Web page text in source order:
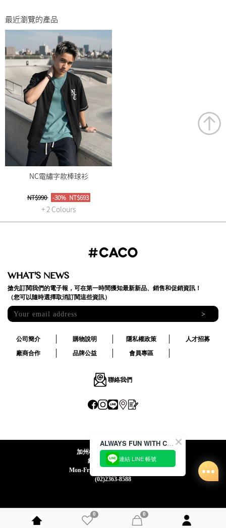
最近瀏覽的產品
NC電繡字款棒球衫
NT$990 -30% NT$693
+ 2 Colours
0 0
WHAT'S NEWS
搶先訂閱我們的電子報，可在第一時間獲知最新新品、銷售和促銷資訊！
（您可以隨時選擇取消訂閱這些資訊）
>
公司簡介 購物說明 隱私權政策
人才招募
廠商合作
品牌公益 會員專區
聯絡我們
加州椰子國際股份有限公司
統一編號:24492069
Mon-Fri 09:00-12:30 / 13:30-18:00
(02)2363-8588
ALWAYS FUN WITH CACO !
連結 LINE 帳號